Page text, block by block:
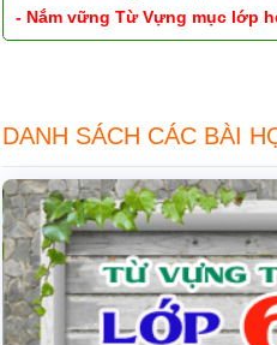
- Nắm vững Từ Vựng mục lớp
DANH SÁCH CÁC BÀI